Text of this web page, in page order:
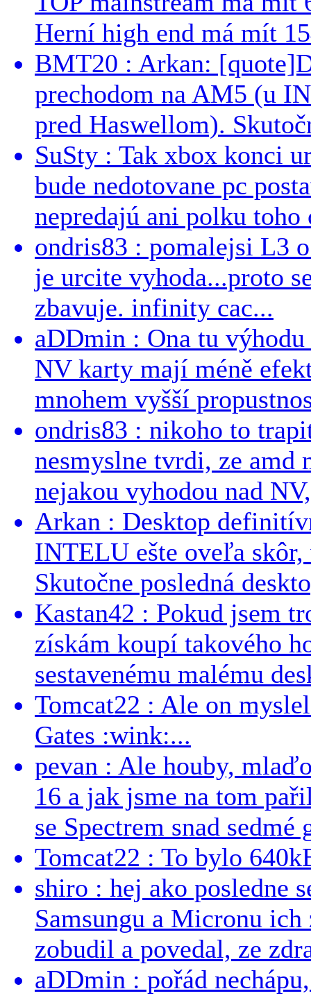
Herní high end má mít
BMT20 : Arkan:
prechodom na AM5 (u
pred Haswellom).
SuSty : Tak xbox konci
bude nedotovane pc
nepredajú ani polku toho
ondris83 : pomalejsi L3
je urcite vyhoda...proto
zbavuje. infinity cac...
aDDmin : Ona tu
NV karty mají méně
mnohem vyšší
ondris83 : nikoho to
nesmyslne tvrdi, ze
nejakou vyhodou nad
Arkan : Desktop
INTELU ešte oveľa
Skutočne posledná
Kastan42 : Pokud jsem
získám koupí takového
sestavenému malému
Tomcat22 : Ale on
Gates :wink:...
pevan : Ale houby,
16 a jak jsme na tom
se Spectrem snad sedmé
Tomcat22 : To bylo
shiro : hej ako posledne
Samsungu a Micronu
zobudil a povedal, ze
aDDmin : pořád